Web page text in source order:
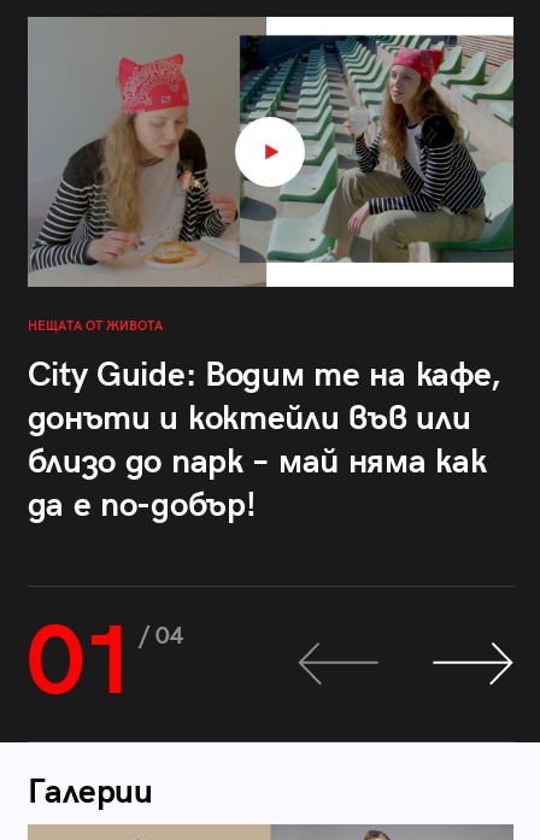
НЕЩАТА ОТ ЖИВОТА
City Guide: Водим те на кафе,
донъти и коктейли във или
близо до парк – май няма как
да е по-добър!
01 / 04
Галерии